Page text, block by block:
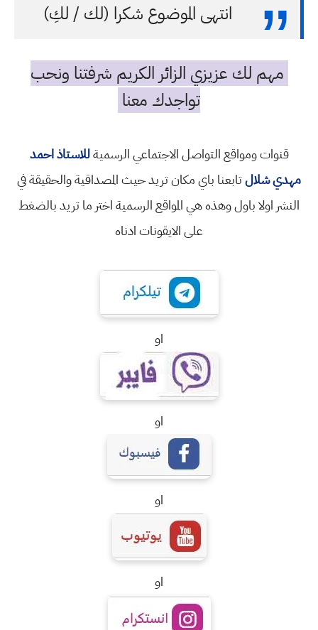
انتهى الموضوع شكرا (لك / لكِ)
مهم لك عزيزي الزائر الكريم شرفتنا ونحب
تواجدك معنا
قنوات ومواقع التواصل الاجتماعي الرسميةللاستاذ احمد
مهدي شلالتابعنا باي مكان تريد حيث المصداقية والحقيقة في
النشر اولا باول وهذه هي المواقع الرسمية اختر ما تريد بالضغط
على الايقونات ادناه
او
او
او
او